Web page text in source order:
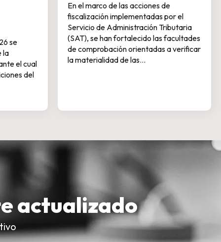
se
la
el cual
del
En el marco de las acciones de
fiscalización implementadas por el
Servicio de Administración Tributaria
(SAT), se han fortalecido las facultades
de comprobación orientadas a verificar
la materialidad de las…
actualizado